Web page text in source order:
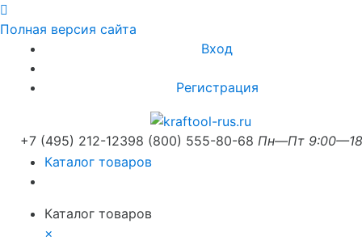
Полная версия сайта
Вход
Регистрация
+7 (495) 212-12398 (800) 555-80-68 Пн—Пт
Каталог товаров
Каталог товаров
×